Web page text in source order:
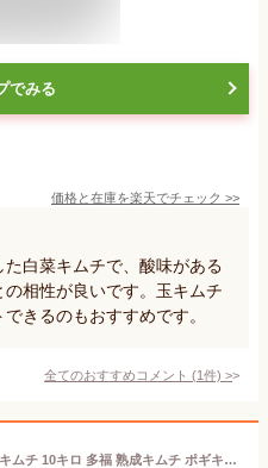
でみる
価格と在庫を楽天でチェック >>
白菜キムチで、酸味がある
相性が良いです。玉キムチ
きるのもおすすめです。
全てのおすすめコメント (1件) >
【家計応援特価】 業務用 白菜キムチ 10キロ 多福 熟成キムチ ポギキムチ 酸っぱさ有 シンキムチ 発酵キムチ 白菜漬け物 ※秋冬、常温発送致します。